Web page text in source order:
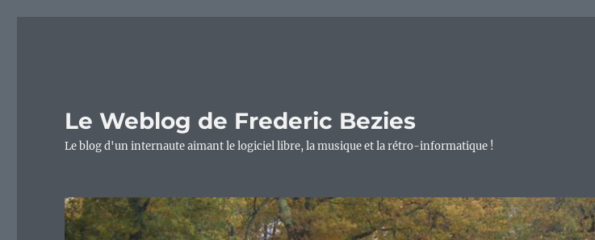
Le Weblog de Frederic Bezies
Le blog d'un internaute aimant le logiciel libre, la musique et la rétro-informatique !